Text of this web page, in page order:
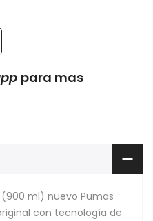
para mas
ml) nuevo Pumas
con tecnología de